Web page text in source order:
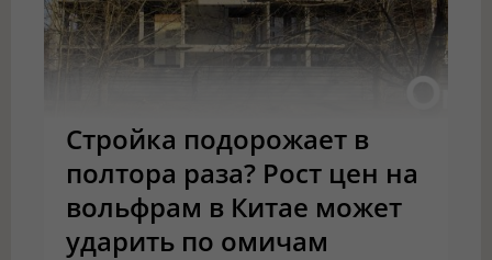
Стройка подорожает в
полтора раза? Рост цен на
вольфрам в Китае может
ударить по омичам